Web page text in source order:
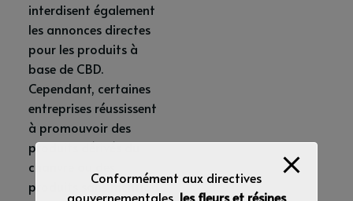
interdisent également
les annonces directes
pour les produits à
base de CBD.
Cependant, certaines
entreprises réussissent
à promouvoir des
produits dérivés du
chanvre ou des
produits sans mention
Conformément aux directives
gouvernementales, les fleurs et résines